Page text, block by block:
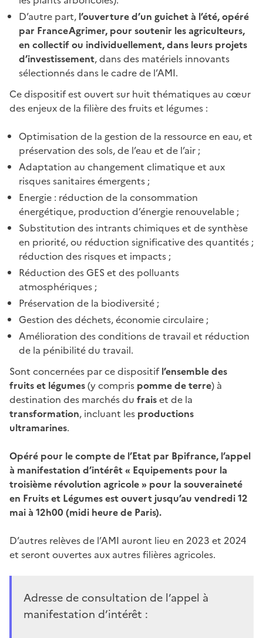
D’autre part, l’ouverture d’un guichet à l’été, opéré
par FranceAgrimer, pour soutenir les agriculteurs,
en collectif ou individuellement, dans leurs projets
d’investissement, dans des matériels innovants
sélectionnés dans le cadre de l’AMI.
Ce dispositif est ouvert sur huit thématiques au cœur
des enjeux de la filière des fruits et légumes :
Optimisation de la gestion de la ressource en eau, et
préservation des sols, de l’eau et de l’air ;
Adaptation au changement climatique et aux
risques sanitaires émergents ;
Energie : réduction de la consommation
énergétique, production d’énergie renouvelable ;
Substitution des intrants chimiques et de synthèse
en priorité, ou réduction significative des quantités ;
réduction des risques et impacts ;
Réduction des GES et des polluants
atmosphériques ;
Préservation de la biodiversité ;
Gestion des déchets, économie circulaire ;
Amélioration des conditions de travail et réduction
de la pénibilité du travail.
Sont concernées par ce dispositifl’ensemble des
fruits et légumes(y compris pomme de terre) à
destination des marchés du fraiset de la
transformation, incluant les productions
ultramarines.
Opéré pour le compte de l’Etat par Bpifrance, l’appel
à manifestation d’intérêt « Equipements pour la
troisième révolution agricole » pour la souveraineté
en Fruits et Légumes est ouvert jusqu’au vendredi 12
mai à 12h00 (midi heure de Paris).
D’autres relèves de l’AMI auront lieu en 2023 et 2024
et seront ouvertes aux autres filières agricoles.
Adresse de consultation de l’appel à
manifestation d’intérêt :